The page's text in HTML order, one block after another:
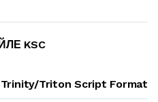
KSC
Trinity/Triton Script Format